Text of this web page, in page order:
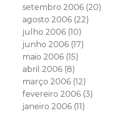
setembro 2006(20)
agosto 2006(22)
julho 2006(10)
junho 2006(17)
maio 2006(15)
abril 2006(8)
março 2006(12)
fevereiro 2006(3)
janeiro 2006(11)